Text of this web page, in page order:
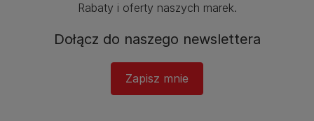
Rabaty i oferty naszych marek.​
Dołącz do naszego newslettera
Zapisz mnie